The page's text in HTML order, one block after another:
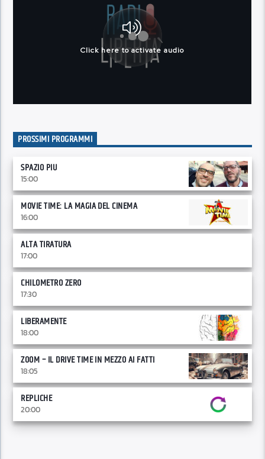
PROSSIMI PROGRAMMI
SPAZIO PIU
15:00
MOVIE TIME: LA MAGIA DEL CINEMA
16:00
ALTA TIRATURA
17:00
CHILOMETRO ZERO
17:30
LIBERAMENTE
18:00
ZOOM – IL DRIVE TIME IN MEZZO AI FATTI
18:05
REPLICHE
20:00